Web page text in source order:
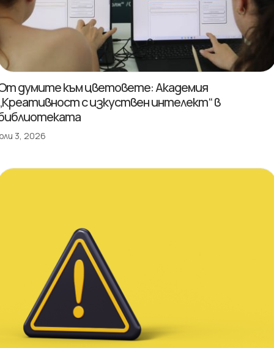
думите към цветовете: Академия
с изкуствен интелект“ в
3, 2026